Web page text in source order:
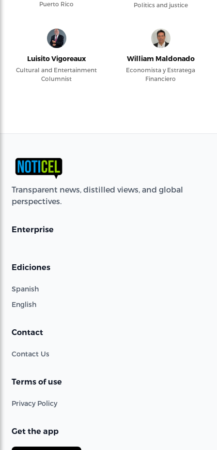
Puerto Rico
Politics and justice
Luisito Vigoreaux
Cultural and Entertainment
Columnist
William Maldonado
Economista y Estratega
Financiero
Transparent news, distilled views, and global
perspectives.
Enterprise
Ediciones
Spanish
English
Contact
Contact Us
Terms of use
Privacy Policy
Get the app